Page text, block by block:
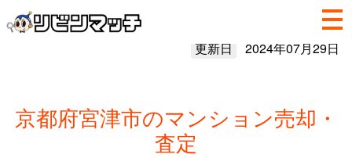
更新日 2024年07月29日
京都府宮津市のマンション売却・
査定